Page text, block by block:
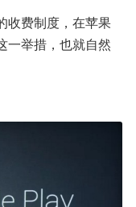
收费制度，在苹果
一举措，也就自然